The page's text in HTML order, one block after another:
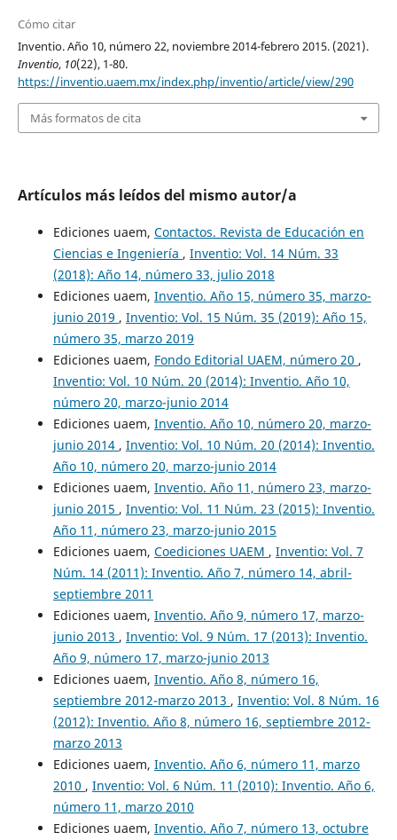
Cómo citar
Inventio. Año 10, número 22, noviembre 2014-febrero 2015. (2021).
Inventio, 10(22), 1-80.
https://inventio.uaem.mx/index.php/inventio/article/view/290
Más formatos de cita
Artículos más leídos del mismo autor/a
Ediciones uaem, Contactos. Revista de Educación en
Ciencias e Ingeniería , Inventio: Vol. 14 Núm. 33
(2018): Año 14, número 33, julio 2018
Ediciones uaem, Inventio. Año 15, número 35, marzo-
junio 2019 , Inventio: Vol. 15 Núm. 35 (2019): Año 15,
número 35, marzo 2019
Ediciones uaem, Fondo Editorial UAEM, número 20 ,
Inventio: Vol. 10 Núm. 20 (2014): Inventio. Año 10,
número 20, marzo-junio 2014
Ediciones uaem, Inventio. Año 10, número 20, marzo-
junio 2014 , Inventio: Vol. 10 Núm. 20 (2014): Inventio.
Año 10, número 20, marzo-junio 2014
Ediciones uaem, Inventio. Año 11, número 23, marzo-
junio 2015 , Inventio: Vol. 11 Núm. 23 (2015): Inventio.
Año 11, número 23, marzo-junio 2015
Ediciones uaem, Coediciones UAEM , Inventio: Vol. 7
Núm. 14 (2011): Inventio. Año 7, número 14, abril-
septiembre 2011
Ediciones uaem, Inventio. Año 9, número 17, marzo-
junio 2013 , Inventio: Vol. 9 Núm. 17 (2013): Inventio.
Año 9, número 17, marzo-junio 2013
Ediciones uaem, Inventio. Año 8, número 16,
septiembre 2012-marzo 2013 , Inventio: Vol. 8 Núm. 16
(2012): Inventio. Año 8, número 16, septiembre 2012-
marzo 2013
Ediciones uaem, Inventio. Año 6, número 11, marzo
2010 , Inventio: Vol. 6 Núm. 11 (2010): Inventio. Año 6,
número 11, marzo 2010
Ediciones uaem, Inventio. Año 7, número 13, octubre